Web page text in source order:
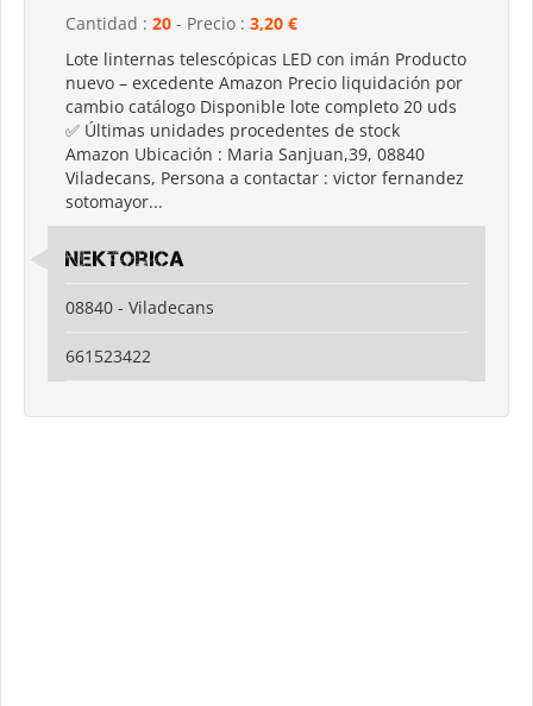
Cantidad : 20 - Precio : 3,20 €
Lote linternas telescópicas LED con imán Producto
nuevo – excedente Amazon Precio liquidación por
cambio catálogo Disponible lote completo 20 uds
✅ Últimas unidades procedentes de stock
Amazon Ubicación : Maria Sanjuan,39, 08840
Viladecans, Persona a contactar : victor fernandez
sotomayor...
nektorica
08840 - Viladecans
661523422